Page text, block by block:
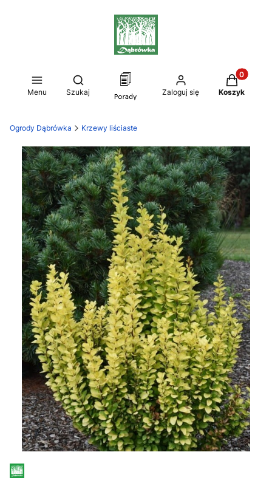
Menu
Otwórz wyszukiwarkę
Szukaj Zaloguj się
Produkty
Koszyk
Ogrody Dąbrówka Krzewy liściaste